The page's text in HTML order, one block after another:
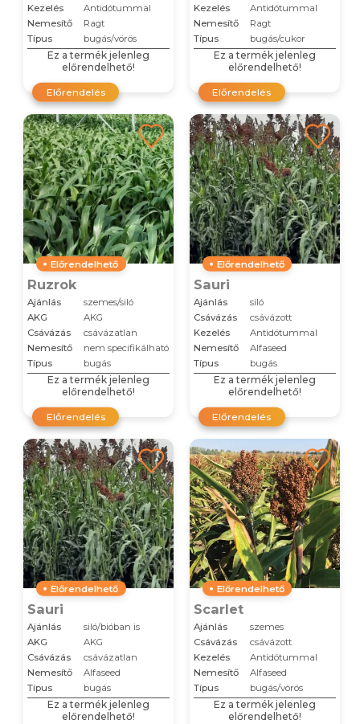
Kezelés
Antidótummal
Nemesítő
Ragt
Típus
bugás/vörös
Ez a termék jelenleg
előrendelhető!
Előrendelés
Kezelés
Antidótummal
Nemesítő
Ragt
Típus
bugás/cukor
Ez a termék jelenleg
előrendelhető!
Előrendelés
Előrendelhető
Ruzrok
Ajánlás
szemes/siló
AKG
AKG
Csávázás
csávázatlan
Nemesítő
nem specifikálható
Típus
bugás
Ez a termék jelenleg
előrendelhető!
Előrendelés
Előrendelhető
Sauri
Ajánlás
siló
Csávázás
csávázott
Kezelés
Antidótummal
Nemesítő
Alfaseed
Típus
bugás
Ez a termék jelenleg
előrendelhető!
Előrendelés
Előrendelhető
Sauri
Ajánlás
siló/bióban is
AKG
AKG
Csávázás
csávázatlan
Nemesítő
Alfaseed
Típus
bugás
Ez a termék jelenleg
előrendelhető!
Előrendelhető
Scarlet
Ajánlás
szemes
Csávázás
csávázott
Kezelés
Antidótummal
Nemesítő
Alfaseed
Típus
bugás/vörös
Ez a termék jelenleg
előrendelhető!